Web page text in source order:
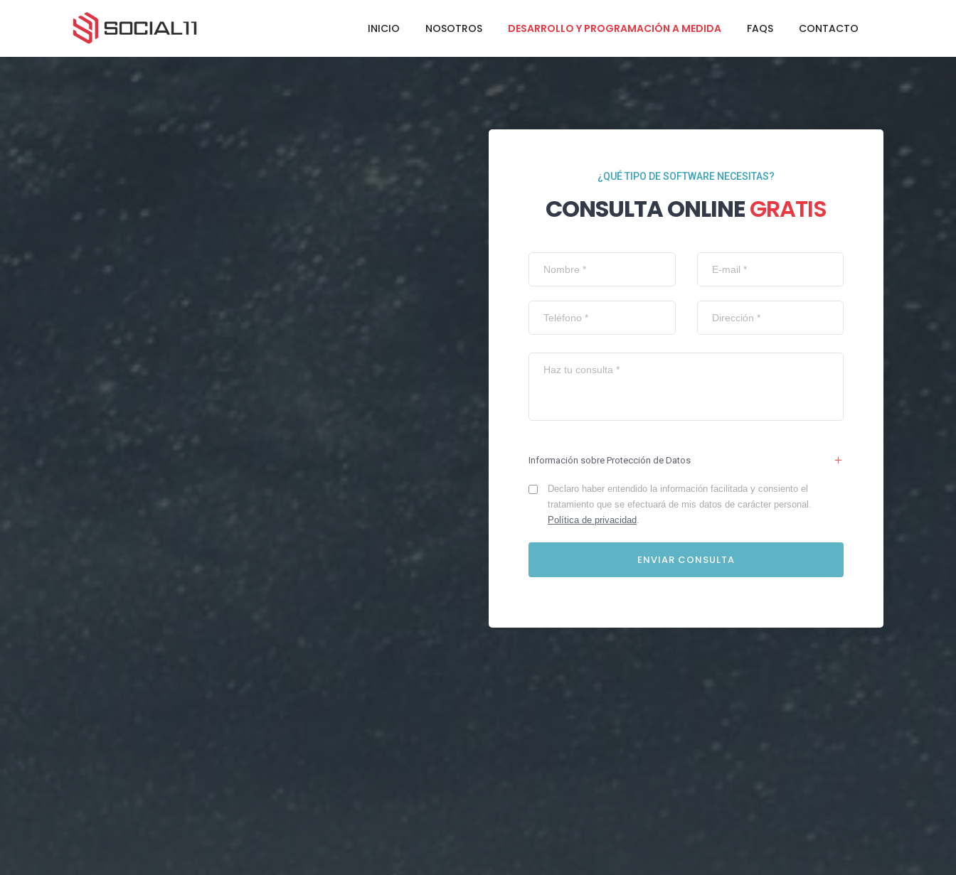
INICIO NOSOTROS DESARROLLO Y PROGRAMACIÓN A MEDIDA FAQS CONTACTO
¿QUÉ TIPO DE SOFTWARE NECESITAS?
CONSULTA ONLINEGRATIS
Información sobre Protección de Datos
Declaro haber entendido la información facilitada y consiento el
tratamiento que se efectuará de mis datos de carácter personal.
Política de privacidad.